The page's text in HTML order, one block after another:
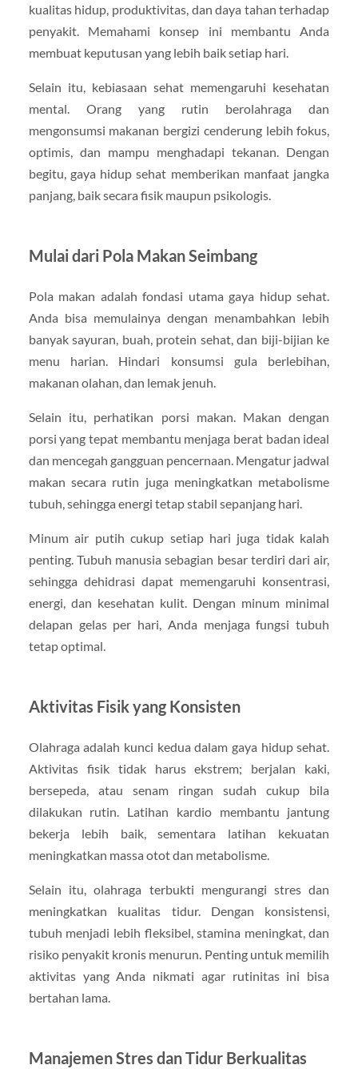
kualitas hidup, produktivitas, dan daya tahan terhadap
penyakit. Memahami konsep ini membantu Anda
membuat keputusan yang lebih baik setiap hari.
Selain itu, kebiasaan sehat memengaruhi kesehatan
mental. Orang yang rutin berolahraga dan
mengonsumsi makanan bergizi cenderung lebih fokus,
optimis, dan mampu menghadapi tekanan. Dengan
begitu, gaya hidup sehat memberikan manfaat jangka
panjang, baik secara fisik maupun psikologis.
Mulai dari Pola Makan Seimbang
Pola makan adalah fondasi utama gaya hidup sehat.
Anda bisa memulainya dengan menambahkan lebih
banyak sayuran, buah, protein sehat, dan biji-bijian ke
menu harian. Hindari konsumsi gula berlebihan,
makanan olahan, dan lemak jenuh.
Selain itu, perhatikan porsi makan. Makan dengan
porsi yang tepat membantu menjaga berat badan ideal
dan mencegah gangguan pencernaan. Mengatur jadwal
makan secara rutin juga meningkatkan metabolisme
tubuh, sehingga energi tetap stabil sepanjang hari.
Minum air putih cukup setiap hari juga tidak kalah
penting. Tubuh manusia sebagian besar terdiri dari air,
sehingga dehidrasi dapat memengaruhi konsentrasi,
energi, dan kesehatan kulit. Dengan minum minimal
delapan gelas per hari, Anda menjaga fungsi tubuh
tetap optimal.
Aktivitas Fisik yang Konsisten
Olahraga adalah kunci kedua dalam gaya hidup sehat.
Aktivitas fisik tidak harus ekstrem; berjalan kaki,
bersepeda, atau senam ringan sudah cukup bila
dilakukan rutin. Latihan kardio membantu jantung
bekerja lebih baik, sementara latihan kekuatan
meningkatkan massa otot dan metabolisme.
Selain itu, olahraga terbukti mengurangi stres dan
meningkatkan kualitas tidur. Dengan konsistensi,
tubuh menjadi lebih fleksibel, stamina meningkat, dan
risiko penyakit kronis menurun. Penting untuk memilih
aktivitas yang Anda nikmati agar rutinitas ini bisa
bertahan lama.
Manajemen Stres dan Tidur Berkualitas